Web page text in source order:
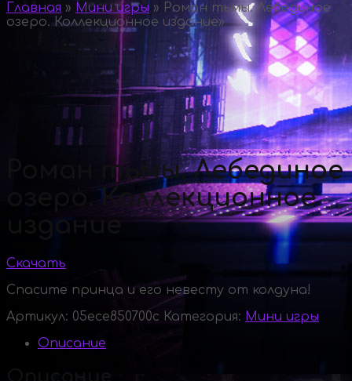
Главная » Мини игры » Роман тьмы. Лебединое
озеро. Коллекционное издание»
Роман тьмы. Лебединое
озеро. Коллекционное
Скачать
Спасите принца и его невесту от колдуна!
Артикул: 05ece850700c Категория: Мини игры
Описание